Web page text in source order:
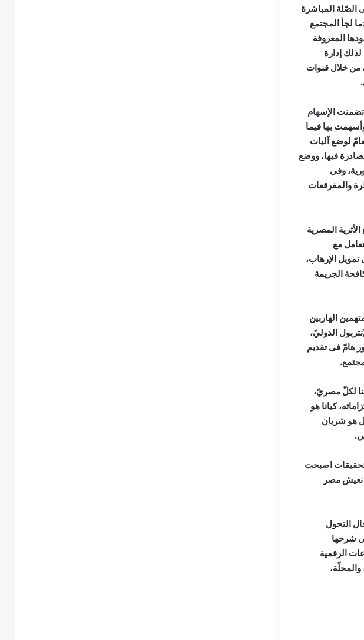
الصّلة المباشرة
لجأ المجتمع
المعروفة
إدارة
من خلال قنوات
تضمنت الإسهام
بها فيما
لوضع آليات
فيها، ووضع
وفى
والمفرقعات
المصرية
مع
تمويل الإرهاب،
الجريمة
الهاربين
الدوليّ،
هامّ فى تقديم
لكلّ مصريّ،
كيانا هو
هو شريان
اصبحت
نعيش مصر
التحول
شرحها
الرقمية
والمحلّة،